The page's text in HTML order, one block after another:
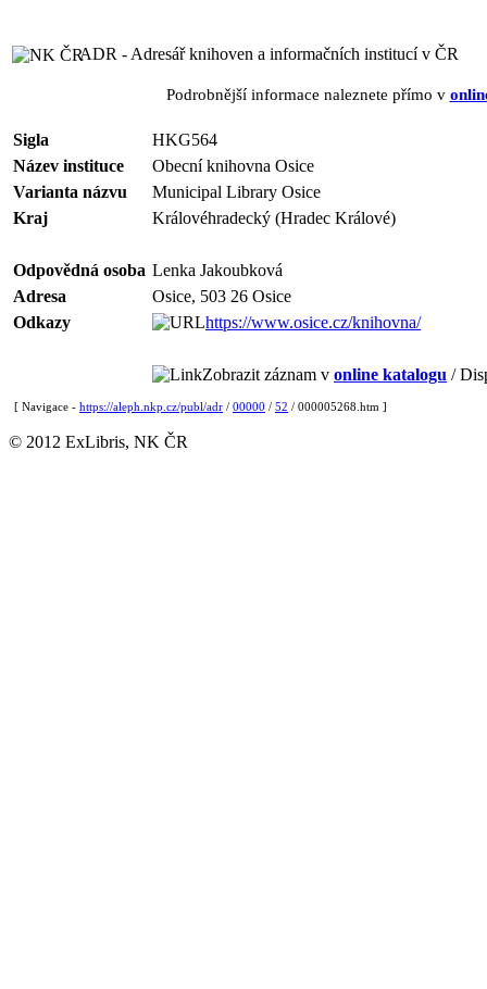
ADR - Adresář knihoven a informačních institucí v ČR
Podrobnější informace naleznete přímo v
Sigla
HKG564
Název instituce
Obecní knihovna Osice
Varianta názvu
Municipal Library Osice
Kraj
Královéhradecký (Hradec Králové)
Odpovědná osoba Lenka Jakoubková
Adresa
Osice, 503 26 Osice
Odkazy
https://www.osice.cz/knihovna/
Zobrazit záznam v online katalogu /
[ Navigace - https://aleph.nkp.cz/publ/adr / 00000 / 52 / 000005268.htm ]
© 2012 ExLibris, NK ČR